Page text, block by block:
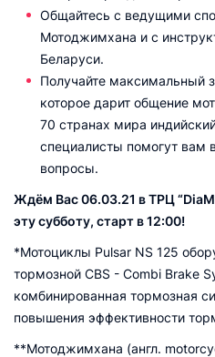
Общайтесь с ведущими
Мотоджимхана и с
Беларуси.
Получайте максимальный
которое дарит общение
70 странах мира
специалисты помогут вам
вопросы.
Ждём Вас 06.03.21 в ТРЦ
эту субботу, старт в 12:00!
*Мотоциклы Pulsar NS 125
тормозной CBS - Combi Brake
комбинированная тормозная
повышения эффективности
**Мотоджимхана (англ.